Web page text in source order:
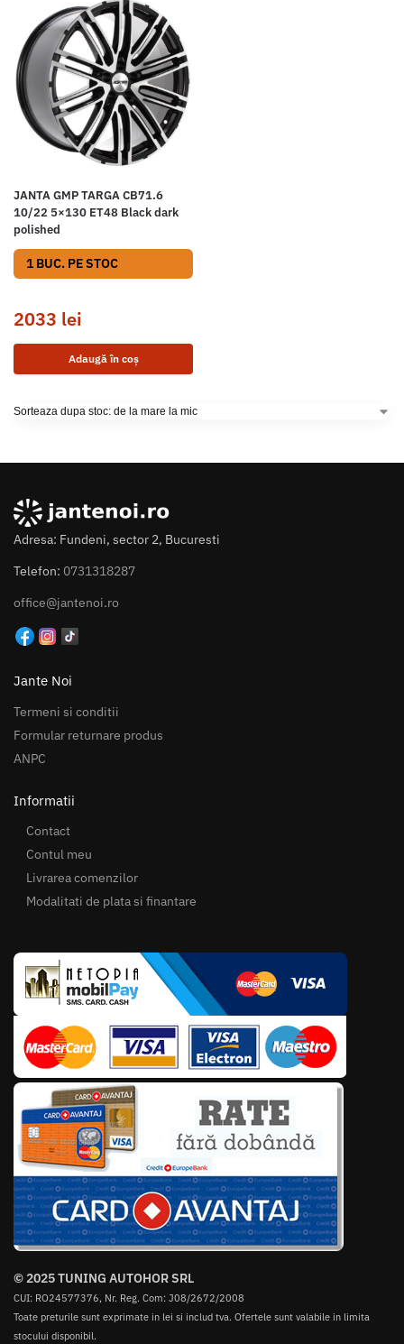
JANTA GMP TARGA CB71.6
10/22 5×130 ET48 Black dark
polished
1 BUC. PE STOC
2033 lei
Adaugă în coș
Adresa: Fundeni, sector 2, Bucuresti
Telefon: 0731318287
office@jantenoi.ro
Jante Noi
Termeni si conditii
Formular returnare produs
ANPC
Informatii
Contact
Contul meu
Livrarea comenzilor
Modalitati de plata si finantare
© 2025 TUNING AUTOHOR SRL
CUI: RO24577376, Nr. Reg. Com: J08/2672/2008
Toate preturile sunt exprimate in lei si includ tva. Ofertele sunt valabile in limita
stocului disponibil.